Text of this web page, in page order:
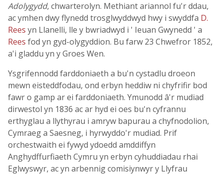
Adolygydd, chwarterolyn. Methiant ariannol fu'r ddau,
ac ymhen dwy flynedd trosglwyddwyd hwy i swyddfa D.
Rees yn Llanelli, lle y bwriadwyd i ' Ieuan Gwynedd ' a
Rees fod yn gyd-olygyddion. Bu farw 23 Chwefror 1852,
a'i gladdu yn y Groes Wen.
Ysgrifennodd farddoniaeth a bu'n cystadlu droeon
mewn eisteddfodau, ond erbyn heddiw ni chyfrifir bod
fawr o gamp ar ei farddoniaeth. Ymunodd â'r mudiad
dirwestol yn 1836 ac ar hyd ei oes bu'n cyfrannu
erthyglau a llythyrau i amryw bapurau a chyfnodolion,
Cymraeg a Saesneg, i hyrwyddo'r mudiad. Prif
orchestwaith ei fywyd ydoedd amddiffyn
Anghydffurfiaeth Cymru yn erbyn cyhuddiadau rhai
Eglwyswyr, ac yn arbennig comisiynwyr y Llyfrau